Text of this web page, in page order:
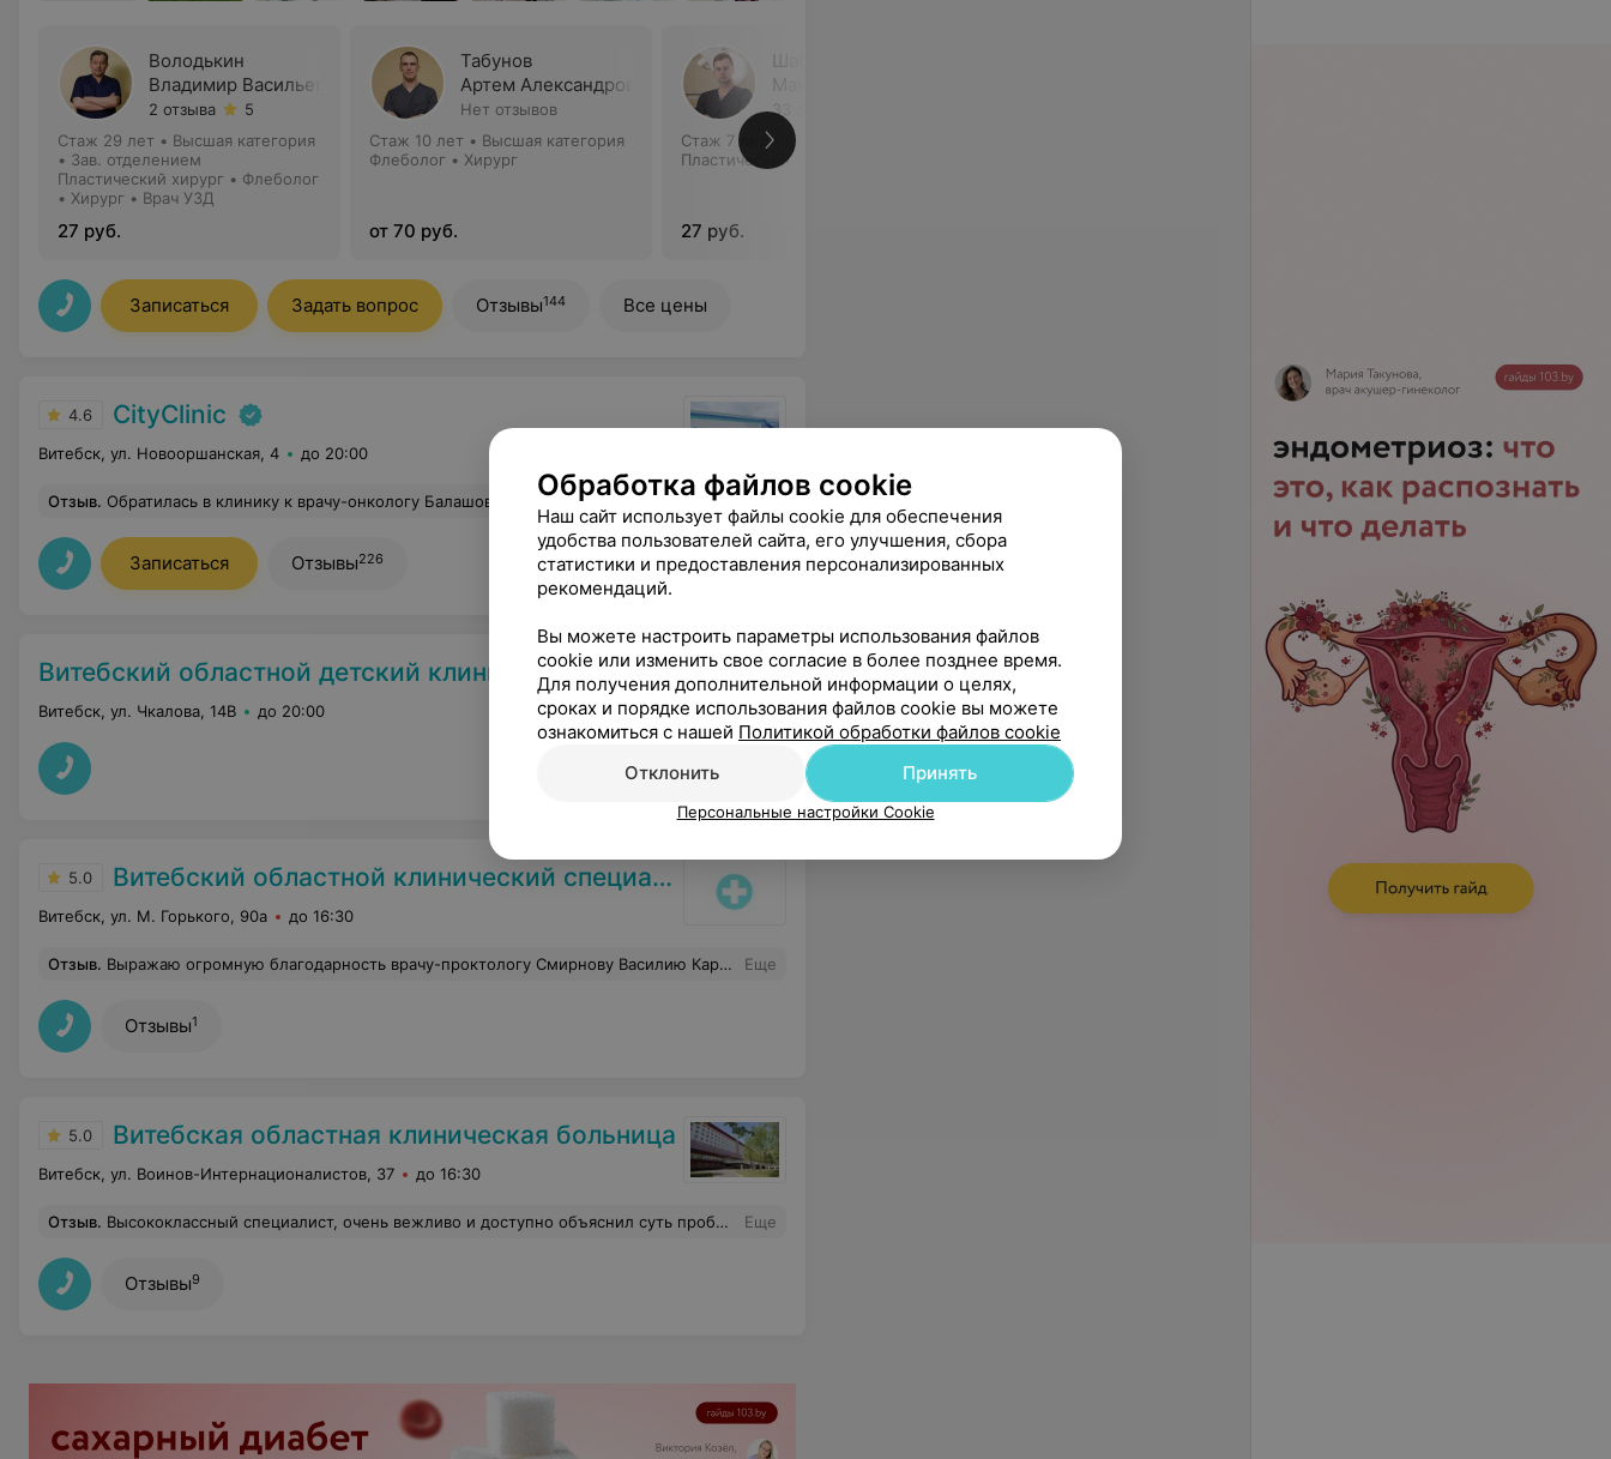
Володькин
Владимир Васильевич
2 отзыва
5
Стаж 29 лет • Высшая категория
• Зав. отделением
Пластический хирург • Флеболог
• Хирург • Врач УЗД
27 руб.
Табунов
Артем Александрович
Нет отзывов
Стаж 10 лет • Высшая категория
Флеболог • Хирург
от 70 руб.
Шабанов
Максим Геннадьевич
33 отзыва
Стаж 7 лет•
Первая категория
Пластический хирург • Хирург
27 руб.
Записаться Задать вопрос Отзывы144 Все цены
4.6 CityClinic
Витебск, ул. Новооршанская, 4 до 20:00
Отзыв. Обратилась в клинику к врачу-онкологу Балашову Руслану Олеговичу. Доктор очень внимательный, тактичный, профессионал своего дела.Ответил мне на все вопросы, провел удаление кератом быстро и совершенно безболезненно. Очень довольна обслуживанием в клинике. Спасибо огромное за чуткость, внимательность и профессионализм. Поздравляю доктора Балашова Р.О. и сотрудников клиники с Днем медицинского работника!!!! Здоровья и процветания!!!! Еще
Записаться Отзывы226
Витебский областной детский клинический центр
Витебск, ул. Чкалова, 14В до 20:00
5.0 Витебский областной клинический специализированный центр
Витебск, ул. М. Горького, 90а до 16:30
Отзыв. Выражаю огромную благодарность врачу-проктологу Смирнову Василию Карповичу за избавление меня от деликатной проблемы. Спасибо за высокий профессионализм, понимание, внимательное отношение, аккуратность при осмотрах, адекватное обезболивание. Я очень довольна результатом операции. Желаю Василию Карповичу крепкого здоровья, счастья и всех земных благ! Клинике- успехов и процветания! Еще
Отзывы1
5.0 Витебская областная клиническая больница
Витебск, ул. Воинов-Интернационалистов, 37 до 16:30
Отзыв. Высококлассный специалист, очень вежливо и доступно объяснил суть проблемы. Спасибо вам большое за ваш труд. Еще
Отзывы9
Обработка файлов cookie
Наш сайт использует файлы cookie для обеспечения
удобства пользователей сайта, его улучшения, сбора
статистики и предоставления персонализированных
рекомендаций.
Вы можете настроить параметры использования файлов
cookie или изменить свое согласие в более позднее время.
Для получения дополнительной информации о целях,
сроках и порядке использования файлов cookie вы можете
ознакомиться с нашей Политикой обработки файлов cookie
Отклонить
Принять
Персональные настройки Cookie